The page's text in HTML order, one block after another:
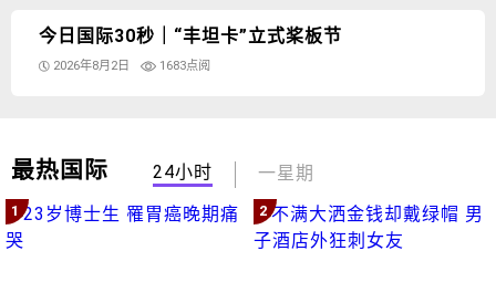
今日国际30秒｜“丰坦卡”立式桨板节
2026年8月2日 1683点阅
最热国际 24小时 一星期
1 2